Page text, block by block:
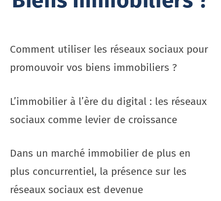
Comment utiliser les réseaux sociaux pour
promouvoir vos biens immobiliers ?
L’immobilier à l’ère du digital : les réseaux
sociaux comme levier de croissance
Dans un marché immobilier de plus en
plus concurrentiel, la présence sur les
réseaux sociaux est devenue